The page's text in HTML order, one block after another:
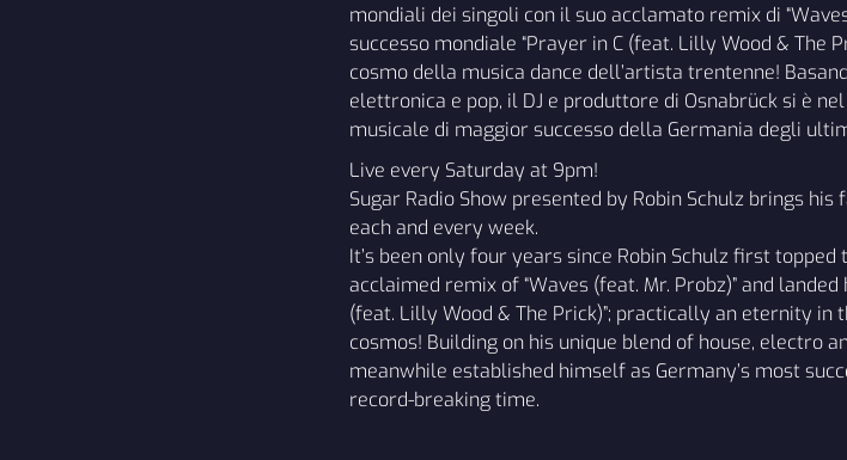
mondiali dei singoli con il suo acclamato remix di
successo mondiale “Prayer in C (feat. Lilly Wood & The
cosmo della musica dance dell’artista trentenne!
elettronica e pop, il DJ e produttore di Osnabrück si è
musicale di maggior successo della Germania degli
Live every Saturday at 9pm!
Sugar Radio Show presented by Robin Schulz brings
each and every week.
It’s been only four years since Robin Schulz first
acclaimed remix of “Waves (feat. Mr. Probz)” and
(feat. Lilly Wood & The Prick)”; practically an eternity
cosmos! Building on his unique blend of house, electro
meanwhile established himself as Germany’s most
record-breaking time.